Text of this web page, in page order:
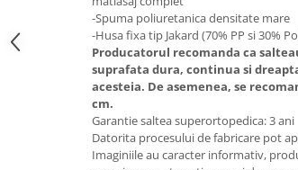
Mese gradinita
Scaune gradinita
Set mese si scaune gradinita
Mobilier copii
Mobila camera copii
Scaune birou pentru copii
Saltele patuturi copii
-Spuma poliuretanica densitate mare
-Husa fixa tip Jakard (70% PP si 30%
Producatorul recomanda ca
suprafata dura, continua si
acesteia. De asemenea, se
cm.
Garantie saltea superortopedica: 3 ani
Datorita procesului de fabricare pot
Imaginiile au caracter informativ,